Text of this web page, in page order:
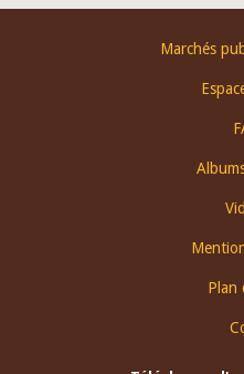
Marchés
Plan